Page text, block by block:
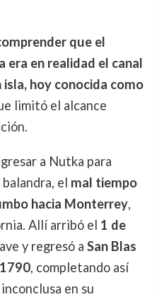
que el
era en realidad el canal
hoy conocida como
limitó el alcance
a Nutka para
el mal tiempo
hacia Monterrey,
Allí arribó el 1 de
y regresó a San Blas
, completando así
en su